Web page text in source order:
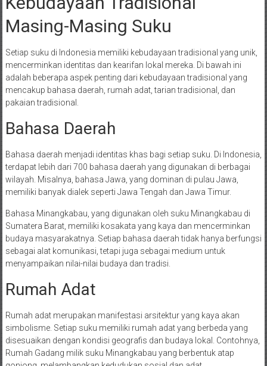
Masing-Masing Suku
Setiap suku di Indonesia memiliki kebudayaan tradisional yang unik,
mencerminkan identitas dan kearifan lokal mereka. Di bawah ini
adalah beberapa aspek penting dari kebudayaan tradisional yang
mencakup bahasa daerah, rumah adat, tarian tradisional, dan
pakaian tradisional.
Bahasa Daerah
Bahasa daerah menjadi identitas khas bagi setiap suku. Di Indonesia,
terdapat lebih dari 700 bahasa daerah yang digunakan di berbagai
wilayah. Misalnya, bahasa Jawa, yang dominan di pulau Jawa,
memiliki banyak dialek seperti Jawa Tengah dan Jawa Timur.
Bahasa Minangkabau, yang digunakan oleh suku Minangkabau di
Sumatera Barat, memiliki kosakata yang kaya dan mencerminkan
budaya masyarakatnya. Setiap bahasa daerah tidak hanya berfungsi
sebagai alat komunikasi, tetapi juga sebagai medium untuk
menyampaikan nilai-nilai budaya dan tradisi.
Rumah Adat
Rumah adat merupakan manifestasi arsitektur yang kaya akan
simbolisme. Setiap suku memiliki rumah adat yang berbeda yang
disesuaikan dengan kondisi geografis dan budaya lokal. Contohnya,
Rumah Gadang milik suku Minangkabau yang berbentuk atap